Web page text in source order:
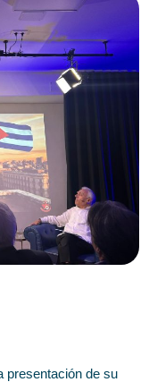
presentación de su